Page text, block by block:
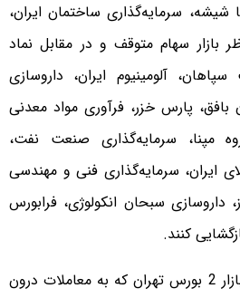
شیشه، سرمایه‌گذاری ساختمان ایران،
بازار سهام متوقف و در مقابل نماد
آلومینیوم ایران، داروسازی
بافق، پارس خزر، فرآوری مواد معدنی
مپنا، سرمایه‌گذاری صنعت نفت،
ایران، سرمایه‌گذاری فنی و مهندسی
داروسازی سبحان انکولوژی، فرابورس
کنند.
به گزارش فارس، امروز در بازار 2 بورس تهران که به معاملات درون